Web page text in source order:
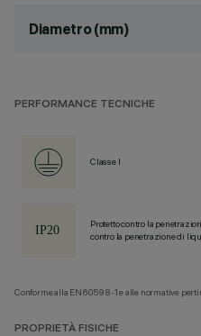
Diametro (mm)
PERFORMANCE TECNICHE
Classe I
Protetto contro la
contro la penetrazione di
Conforme alla EN60598-1 e alle normative
PROPRIETÀ FISICHE